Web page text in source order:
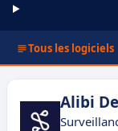
Tous les logiciels
Alibi